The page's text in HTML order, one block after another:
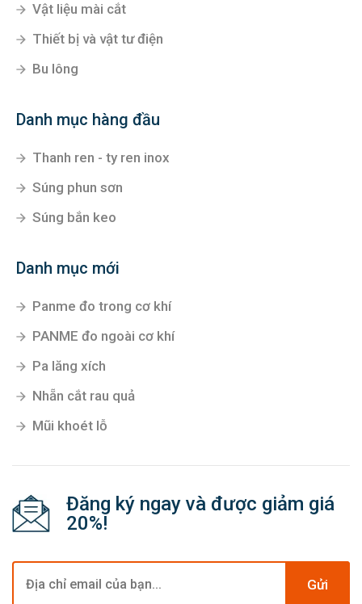
Vật liệu mài cắt
Thiết bị và vật tư điện
Bu lông
Danh mục hàng đầu
Thanh ren - ty ren inox
Súng phun sơn
Súng bắn keo
Danh mục mới
Panme đo trong cơ khí
PANME đo ngoài cơ khí
Pa lăng xích
Nhẵn cắt rau quả
Mũi khoét lỗ
Đăng ký ngay và được giảm giá
20%!
Gửi